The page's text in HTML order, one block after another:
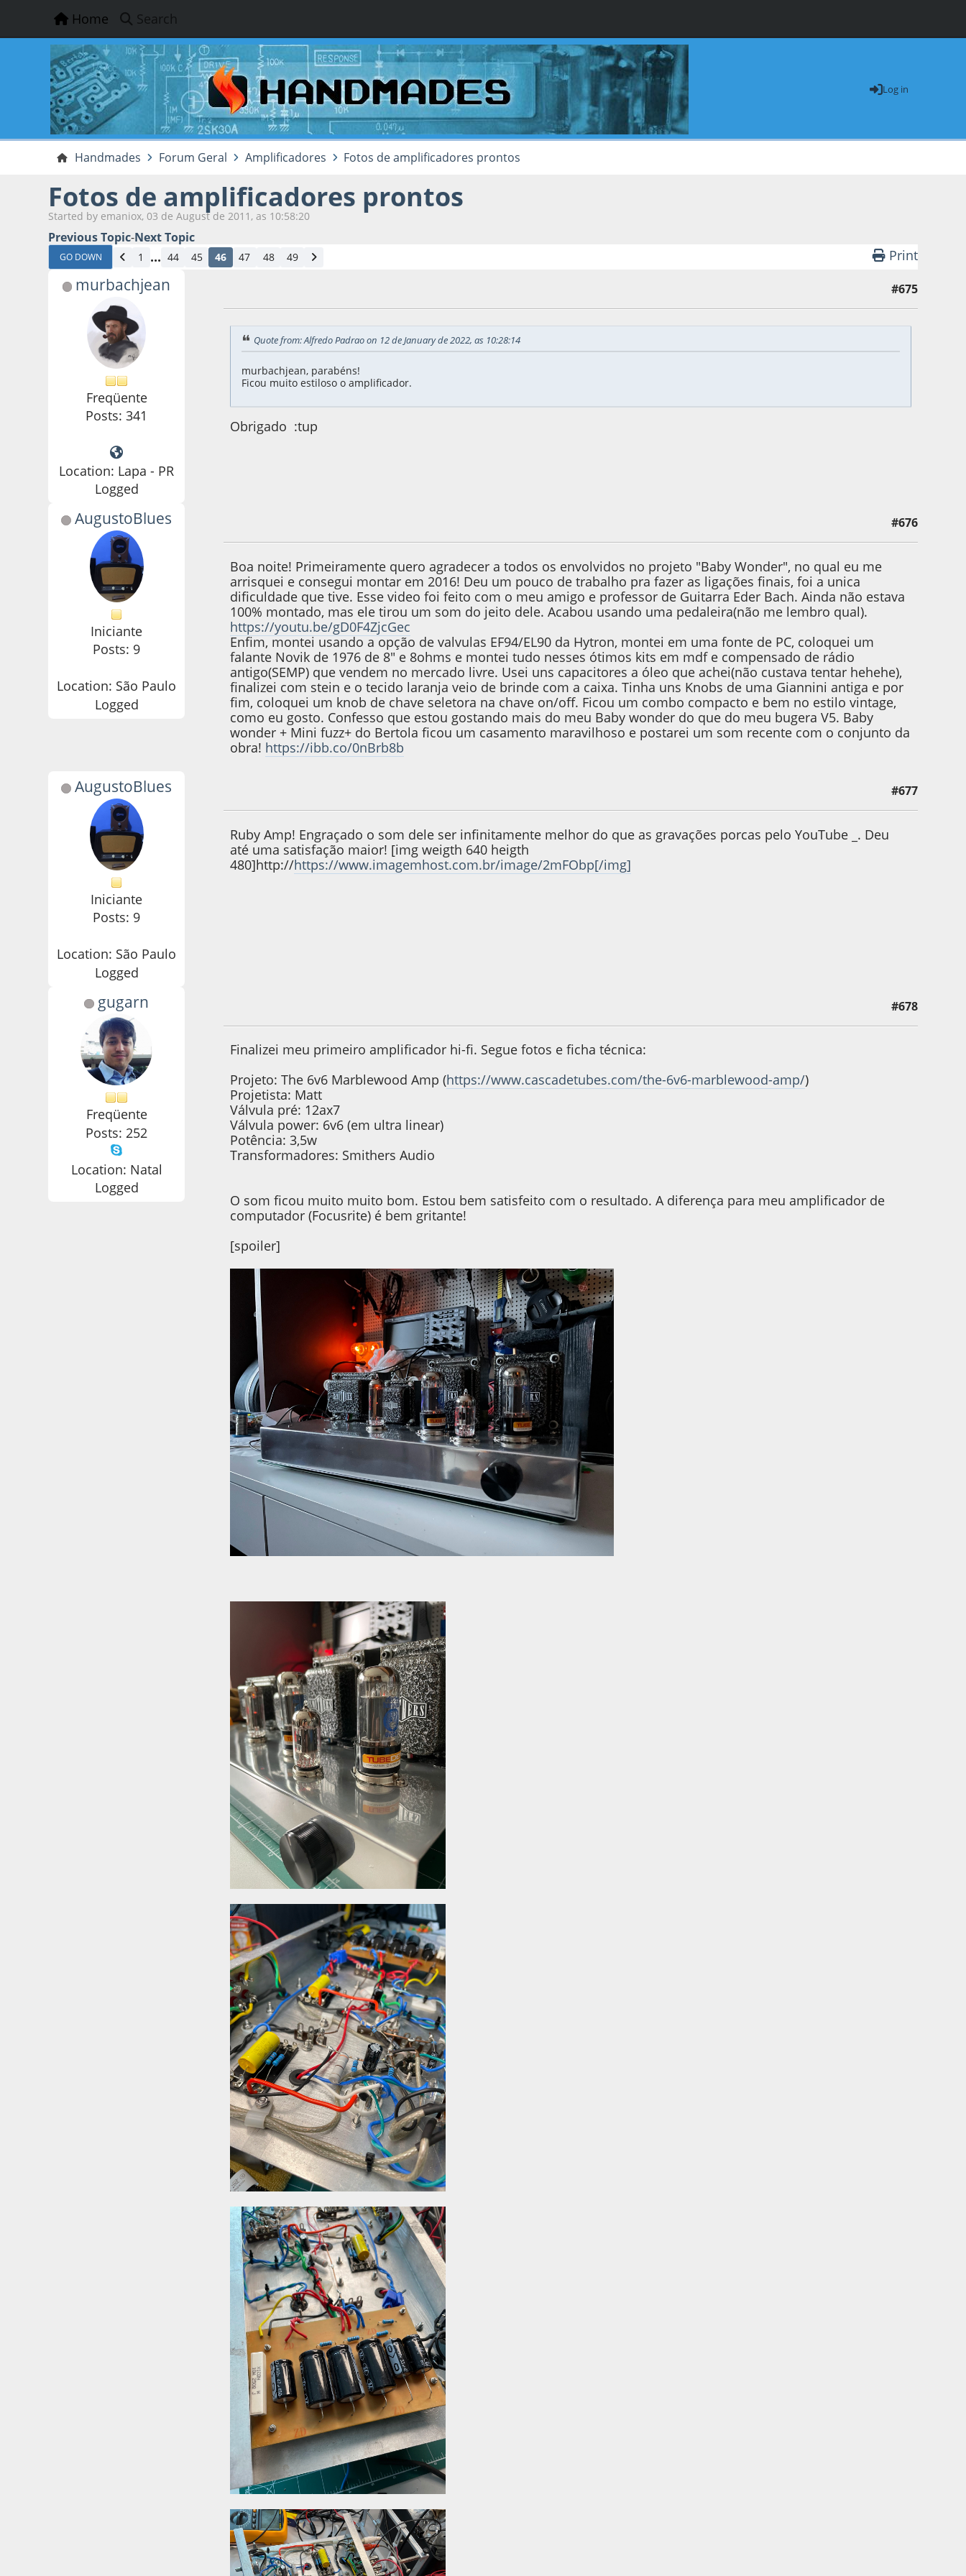
Home Search
Log in
Handmades Forum Geral Amplificadores Fotos de amplificadores prontos
Fotos de amplificadores prontos
Started by emaniox, 03 de August de 2011, as 10:58:20
Previous Topic-Next Topic
GO DOWN 1 ... 44 45 46 47 48 49 Print
murbachjean
Freqüente
Posts: 341
Location: Lapa - PR
Logged
#675
Quote from: Alfredo Padrao on 12 de January de 2022, as 10:28:14
murbachjean, parabéns!
Ficou muito estiloso o amplificador.
Obrigado :tup
AugustoBlues
Iniciante
Posts: 9
Location: São Paulo
Logged
#676
Boa noite! Primeiramente quero agradecer a todos os envolvidos no projeto "Baby Wonder", no qual eu me
arrisquei e consegui montar em 2016! Deu um pouco de trabalho pra fazer as ligações finais, foi a unica
dificuldade que tive. Esse video foi feito com o meu amigo e professor de Guitarra Eder Bach. Ainda não estava
100% montado, mas ele tirou um som do jeito dele. Acabou usando uma pedaleira(não me lembro qual).
https://youtu.be/gD0F4ZjcGec
Enfim, montei usando a opção de valvulas EF94/EL90 da Hytron, montei em uma fonte de PC, coloquei um
falante Novik de 1976 de 8" e 8ohms e montei tudo nesses ótimos kits em mdf e compensado de rádio
antigo(SEMP) que vendem no mercado livre. Usei uns capacitores a óleo que achei(não custava tentar hehehe),
finalizei com stein e o tecido laranja veio de brinde com a caixa. Tinha uns Knobs de uma Giannini antiga e por
fim, coloquei um knob de chave seletora na chave on/off. Ficou um combo compacto e bem no estilo vintage,
como eu gosto. Confesso que estou gostando mais do meu Baby wonder do que do meu bugera V5. Baby
wonder + Mini fuzz+ do Bertola ficou um casamento maravilhoso e postarei um som recente com o conjunto da
obra! https://ibb.co/0nBrb8b
AugustoBlues
Iniciante
Posts: 9
Location: São Paulo
Logged
#677
Ruby Amp! Engraçado o som dele ser infinitamente melhor do que as gravações porcas pelo YouTube _. Deu
até uma satisfação maior! [img weigth 640 heigth
480]http://https://www.imagemhost.com.br/image/2mFObp[/img]
gugarn
Freqüente
Posts: 252
Location: Natal
Logged
#678
Finalizei meu primeiro amplificador hi-fi. Segue fotos e ficha técnica:
Projeto: The 6v6 Marblewood Amp (https://www.cascadetubes.com/the-6v6-marblewood-amp/)
Projetista: Matt
Válvula pré: 12ax7
Válvula power: 6v6 (em ultra linear)
Potência: 3,5w
Transformadores: Smithers Audio
O som ficou muito muito bom. Estou bem satisfeito com o resultado. A diferença para meu amplificador de
computador (Focusrite) é bem gritante!
[spoiler]